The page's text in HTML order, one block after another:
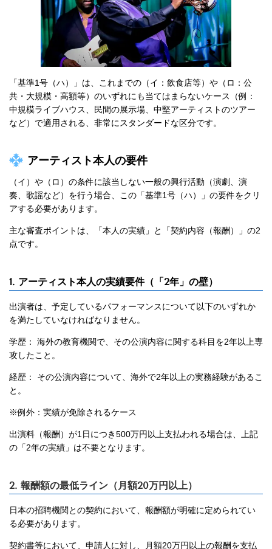
「基準1号（ハ）」は、これまでの（イ：飲食店等）や（ロ：公
共・大規模・高額等）のいずれにも当てはまらないケース（例：
中規模ライブハウス、民間の展示場、中堅アーティストのツアー
など）で適用される、非常にスタンダードな区分です。
アーティスト本人の要件
（イ）や（ロ）の条件に該当しない一般の興行活動（演劇、演
奏、歌謡など）を行う場合、この「基準1号（ハ）」の要件をクリ
アする必要があります。
主な審査ポイントは、「本人の実績」と「契約内容（報酬）」の2
点です。
1. アーティスト本人の実績要件（「2年」の壁）
出演者は、予定しているパフォーマンスについて以下のいずれか
を満たしていなければなりません。
学歴： 海外の教育機関で、その公演内容に関する科目を2年以上専
攻したこと。
経歴： その公演内容について、海外で2年以上の実務経験があるこ
と。
※例外：実績が免除されるケース
出演料（報酬）が1日につき500万円以上支払われる場合は、上記
の「2年の実績」は不要となります。
2. 報酬額の最低ライン（月額20万円以上）
日本の招聘機関との契約において、報酬額が明確に定められてい
る必要があります。
契約書等において、申請人に対し、月額20万円以上の報酬を支払